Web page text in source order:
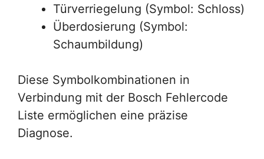
Türverriegelung (Symbol: Schloss)
Überdosierung (Symbol:
Schaumbildung)
Diese Symbolkombinationen in
Verbindung mit der Bosch Fehlercode
Liste ermöglichen eine präzise
Diagnose.